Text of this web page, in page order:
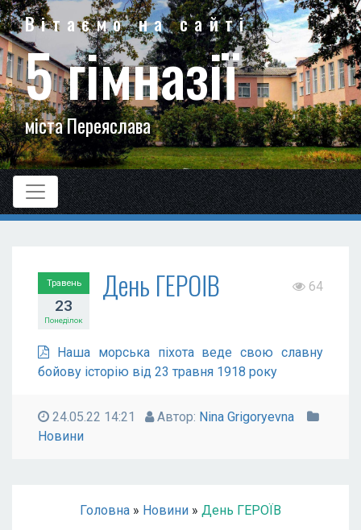
Вітаємо на сайті
5 гімназії
міста Переяслава
Травень
23
Понеділок
День ГЕРОЇВ 64
Наша морська піхота веде свою славну
бойову історію від 23 травня 1918 року
24.05.22 14:21 Автор: Nina Grigoryevna
Новини
Головна » Новини » День ГЕРОЇВ